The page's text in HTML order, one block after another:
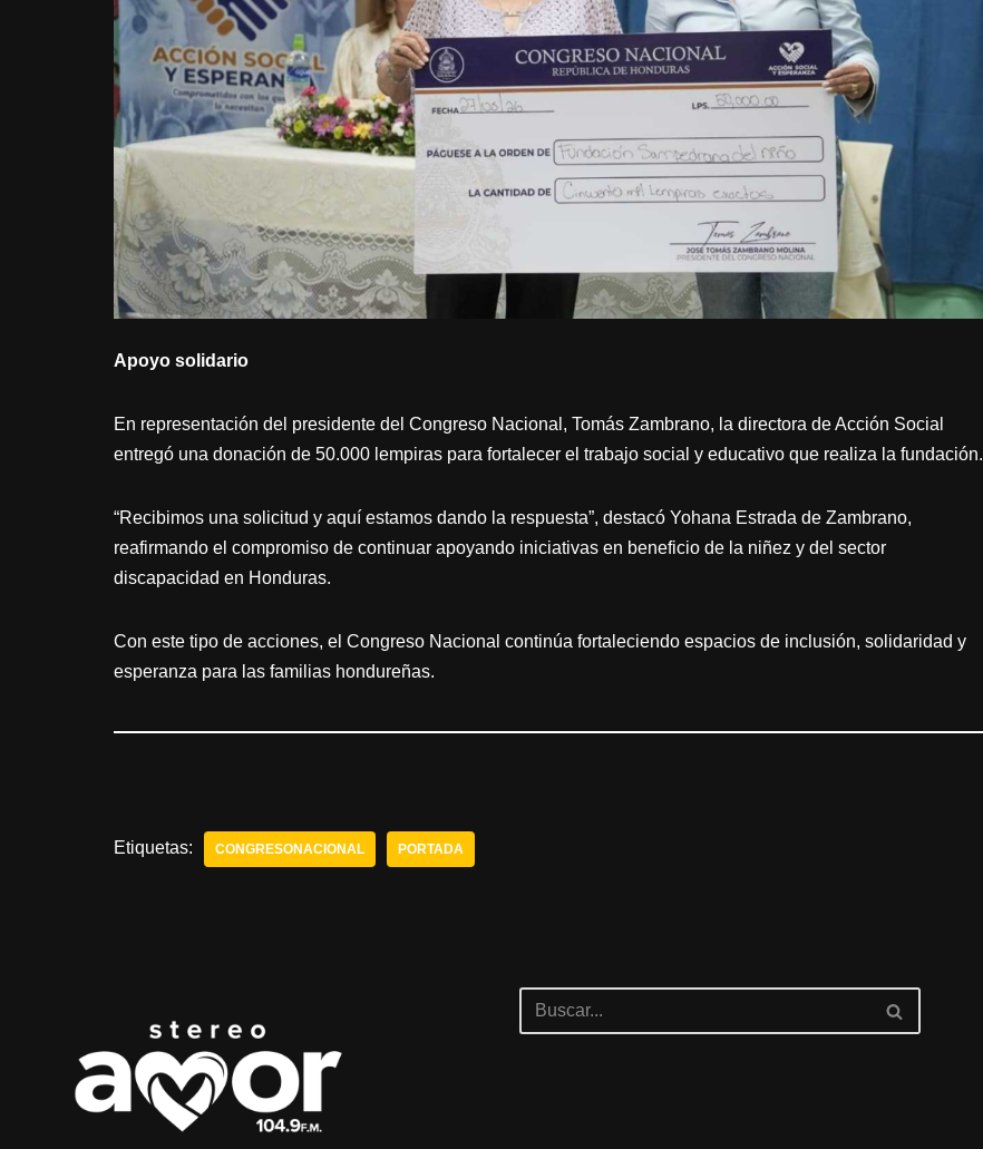
Apoyo solidario
En representación del presidente del Congreso Nacional, Tomás Zambrano, la directora de Acción Social
entregó una donación de 50.000 lempiras para fortalecer el trabajo social y educativo que realiza la fundación.
“Recibimos una solicitud y aquí estamos dando la respuesta”, destacó Yohana Estrada de Zambrano,
reafirmando el compromiso de continuar apoyando iniciativas en beneficio de la niñez y del sector
discapacidad en Honduras.
Con este tipo de acciones, el Congreso Nacional continúa fortaleciendo espacios de inclusión, solidaridad y
esperanza para las familias hondureñas.
Etiquetas: CONGRESONACIONAL PORTADA